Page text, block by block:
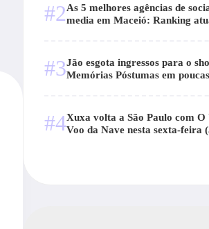
#2As 5 melhores agências de
media em Maceió: Ranking
#3Jão esgota ingressos para o
Memórias Póstumas em
#4Xuxa volta a São Paulo com
Voo da Nave nesta sexta-feira